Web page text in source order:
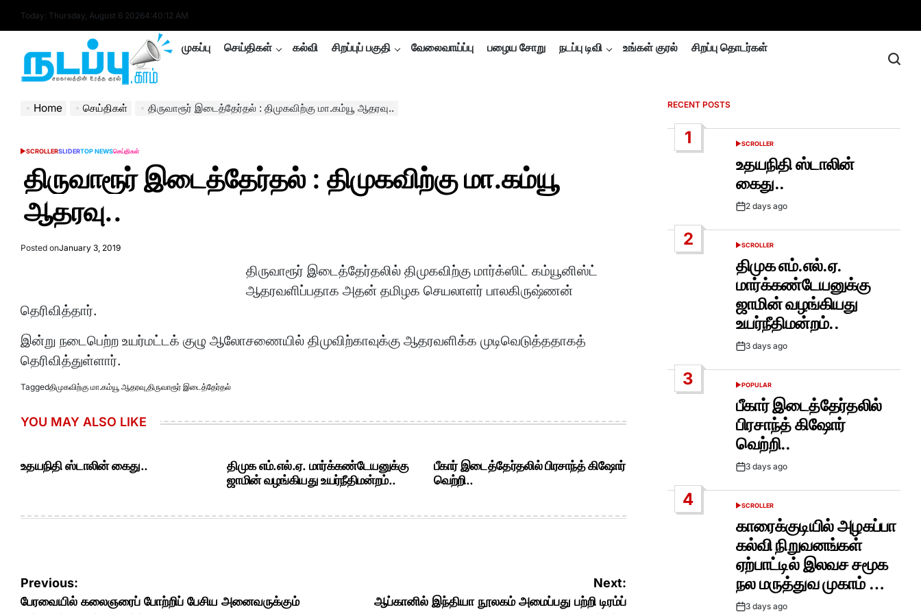
Today: Thursday, August 6 20264:40:13 AM
nadappu.com
முகப்பு செய்திகள் கல்வி சிறப்புப் பகுதி வேலைவாய்ப்பு பழைய சோறு நடப்பு டிவி உங்கள் குரல் சிறப்பு தொடர்கள்
Home செய்திகள் திருவாரூர் இடைத்தேர்தல் : திமுகவிற்கு மா.கம்யூ ஆதரவு..
POSTED
SCROLLERSLIDERTOP NEWSசெய்திகள்
திருவாரூர் இடைத்தேர்தல் : திமுகவிற்கு மா.கம்யூ
ஆதரவு..
Posted onJanuary 3, 2019
திருவாரூர் இடைத்தேர்தலில் திமுகவிற்கு மார்க்ஸிட் கம்யூனிஸ்ட்
ஆதரவளிப்பதாக அதன் தமிழக செயலாளர் பாலகிருஷ்ணன்
தெரிவித்தார்.
இன்று நடைபெற்ற உயர்மட்டக் குழு ஆலோசணையில் திமுவிற்காவுக்கு ஆதரவளிக்க முடிவெடுத்ததாகத்
தெரிவித்துள்ளார்.
Taggedதிமுகவிற்கு மா.கம்யூ ஆதரவு,திருவாரூர் இடைத்தேர்தல்
YOU MAY ALSO LIKE
உதயநிதி ஸ்டாலின் கைது..
திமுக எம்.எல்.ஏ. மார்க்கண்டேயனுக்கு
ஜாமின் வழங்கியது உயர்நீதிமன்றம்..
பீகார் இடைத்தேர்தலில் பிரசாந்த் கிஷோர்
வெற்றி..
Post
navigation
Previous:
பேரவையில் கலைஞரைப் போற்றிப் பேசிய அனைவருக்கும்
Next:
ஆப்கானில் இந்தியா நூலகம் அமைப்பது பற்றி டிரம்ப்
RECENT POSTS
1
POSTED
SCROLLER
உதயநிதி ஸ்டாலின்
கைது..
Post2 days ago
2
POSTED
SCROLLER
திமுக எம்.எல்.ஏ.
மார்க்கண்டேயனுக்கு
ஜாமின் வழங்கியது
உயர்நீதிமன்றம்..
Post3 days ago
3
POSTED
POPULAR
பீகார் இடைத்தேர்தலில்
பிரசாந்த் கிஷோர்
வெற்றி..
Post3 days ago
4
POSTED
SCROLLER
காரைக்குடியில் அழகப்பா
கல்வி நிறுவனங்கள்
ஏற்பாட்டில் இலவச சமூக
நல மருத்துவ முகாம் …
Post3 days ago